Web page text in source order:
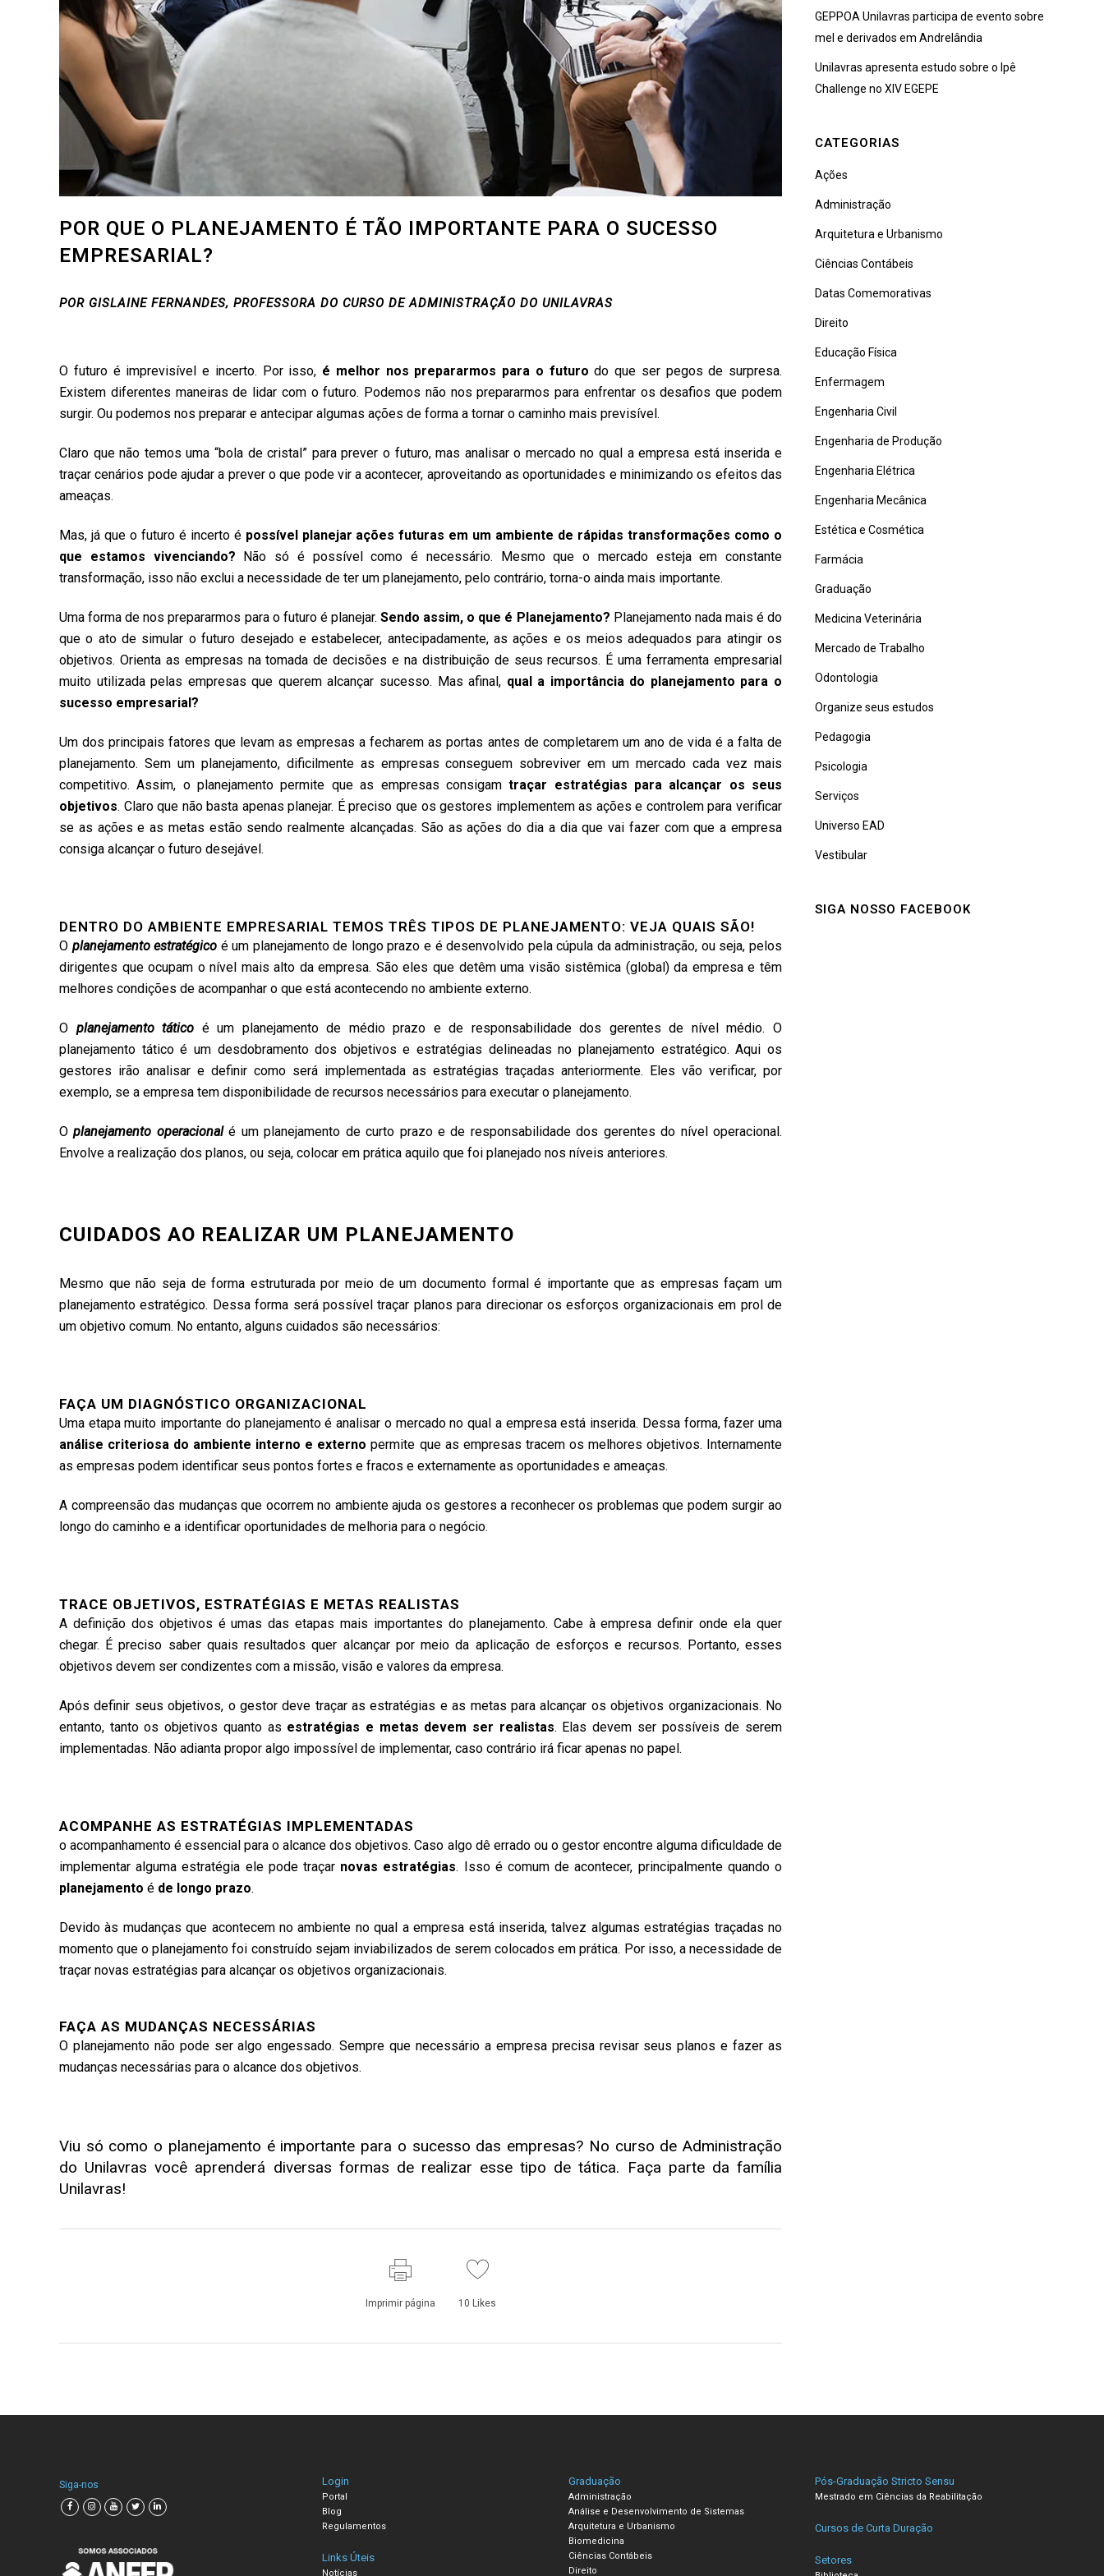
POR QUE O PLANEJAMENTO É TÃO IMPORTANTE PARA O SUCESSO
EMPRESARIAL?
POR GISLAINE FERNANDES, PROFESSORA DO CURSO DE ADMINISTRAÇÃO DO UNILAVRAS
O futuro é imprevisível e incerto. Por isso, é melhor nos prepararmos para o futuro do que ser pegos de surpresa.
Existem diferentes maneiras de lidar com o futuro. Podemos não nos prepararmos para enfrentar os desafios que podem
surgir. Ou podemos nos preparar e antecipar algumas ações de forma a tornar o caminho mais previsível.
Claro que não temos uma “bola de cristal” para prever o futuro, mas analisar o mercado no qual a empresa está inserida e
traçar cenários pode ajudar a prever o que pode vir a acontecer, aproveitando as oportunidades e minimizando os efeitos das
ameaças.
Mas, já que o futuro é incerto é possível planejar ações futuras em um ambiente de rápidas transformações como o
que estamos vivenciando? Não só é possível como é necessário. Mesmo que o mercado esteja em constante
transformação, isso não exclui a necessidade de ter um planejamento, pelo contrário, torna-o ainda mais importante.
Uma forma de nos prepararmos para o futuro é planejar. Sendo assim, o que é Planejamento? Planejamento nada mais é do
que o ato de simular o futuro desejado e estabelecer, antecipadamente, as ações e os meios adequados para atingir os
objetivos. Orienta as empresas na tomada de decisões e na distribuição de seus recursos. É uma ferramenta empresarial
muito utilizada pelas empresas que querem alcançar sucesso. Mas afinal, qual a importância do planejamento para o
sucesso empresarial?
Um dos principais fatores que levam as empresas a fecharem as portas antes de completarem um ano de vida é a falta de
planejamento. Sem um planejamento, dificilmente as empresas conseguem sobreviver em um mercado cada vez mais
competitivo. Assim, o planejamento permite que as empresas consigamtraçar estratégias para alcançar os seus
objetivos. Claro que não basta apenas planejar. É preciso que os gestores implementem as ações e controlem para verificar
se as ações e as metas estão sendo realmente alcançadas. São as ações do dia a dia que vai fazer com que a empresa
consiga alcançar o futuro desejável.
DENTRO DO AMBIENTE EMPRESARIAL TEMOS TRÊS TIPOS DE PLANEJAMENTO: VEJA QUAIS SÃO!
O planejamento estratégico é um planejamento de longo prazo e é desenvolvido pela cúpula da administração, ou seja, pelos
dirigentes que ocupam o nível mais alto da empresa. São eles que detêm uma visão sistêmica (global) da empresa e têm
melhores condições de acompanhar o que está acontecendo no ambiente externo.
O planejamento tático é um planejamento de médio prazo e de responsabilidade dos gerentes de nível médio. O
planejamento tático é um desdobramento dos objetivos e estratégias delineadas no planejamento estratégico. Aqui os
gestores irão analisar e definir como será implementada as estratégias traçadas anteriormente. Eles vão verificar, por
exemplo, se a empresa tem disponibilidade de recursos necessários para executar o planejamento.
Oplanejamento operacionalé um planejamento de curto prazo e de responsabilidade dos gerentes do nível operacional.
Envolve a realização dos planos, ou seja, colocar em prática aquilo que foi planejado nos níveis anteriores.
CUIDADOS AO REALIZAR UM PLANEJAMENTO
Mesmo que não seja de forma estruturada por meio de um documento formal é importante que as empresas façam um
planejamento estratégico. Dessa forma será possível traçar planos para direcionar os esforços organizacionais em prol de
um objetivo comum. No entanto, alguns cuidados são necessários:
FAÇA UM DIAGNÓSTICO ORGANIZACIONAL
Uma etapa muito importante do planejamento é analisar o mercado no qual a empresa está inserida. Dessa forma, fazer uma
análise criteriosa do ambiente interno e externo permite que as empresas tracem os melhores objetivos. Internamente
as empresas podem identificar seus pontos fortes e fracos e externamente as oportunidades e ameaças.
A compreensão das mudanças que ocorrem no ambiente ajuda os gestores a reconhecer os problemas que podem surgir ao
longo do caminho e a identificar oportunidades de melhoria para o negócio.
TRACE OBJETIVOS, ESTRATÉGIAS E METAS REALISTAS
A definição dos objetivos é umas das etapas mais importantes do planejamento. Cabe à empresa definir onde ela quer
chegar. É preciso saber quais resultados quer alcançar por meio da aplicação de esforços e recursos. Portanto, esses
objetivos devem ser condizentes com a missão, visão e valores da empresa.
Após definir seus objetivos, o gestor deve traçar as estratégias e as metas para alcançar os objetivos organizacionais. No
entanto, tanto os objetivos quanto as estratégias e metas devem ser realistas. Elas devem ser possíveis de serem
implementadas. Não adianta propor algo impossível de implementar, caso contrário irá ficar apenas no papel.
ACOMPANHE AS ESTRATÉGIAS IMPLEMENTADAS
o acompanhamento é essencial para o alcance dos objetivos. Caso algo dê errado ou o gestor encontre alguma dificuldade de
implementar alguma estratégia ele pode traçar novas estratégias. Isso é comum de acontecer, principalmente quando o
planejamento é de longo prazo.
Devido às mudanças que acontecem no ambiente no qual a empresa está inserida, talvez algumas estratégias traçadas no
momento que o planejamento foi construído sejam inviabilizados de serem colocados em prática. Por isso, a necessidade de
traçar novas estratégias para alcançar os objetivos organizacionais.
FAÇA AS MUDANÇAS NECESSÁRIAS
O planejamento não pode ser algo engessado. Sempre que necessário a empresa precisa revisar seus planos e fazer as
mudanças necessárias para o alcance dos objetivos.
Viu só como o planejamento é importante para o sucesso das empresas? No curso de Administração
do Unilavras você aprenderá diversas formas de realizar esse tipo de tática. Faça parte da família
Unilavras!
Imprimir página 10 Likes
GEPPOA Unilavras participa de evento sobre
mel e derivados em Andrelândia
Unilavras apresenta estudo sobre o Ipê
Challenge no XIV EGEPE
CATEGORIAS
Ações
Administração
Arquitetura e Urbanismo
Ciências Contábeis
Datas Comemorativas
Direito
Educação Física
Enfermagem
Engenharia Civil
Engenharia de Produção
Engenharia Elétrica
Engenharia Mecânica
Estética e Cosmética
Farmácia
Graduação
Medicina Veterinária
Mercado de Trabalho
Odontologia
Organize seus estudos
Pedagogia
Psicologia
Serviços
Universo EAD
Vestibular
SIGA NOSSO FACEBOOK
Siga-nos Login
Portal
Blog
Regulamentos
Links Úteis
Notícias
Graduação
Administração
Análise e Desenvolvimento de Sistemas
Arquitetura e Urbanismo
Biomedicina
Ciências Contábeis
Direito
Pós-Graduação Stricto Sensu
Mestrado em Ciências da Reabilitação
Cursos de Curta Duração
Setores